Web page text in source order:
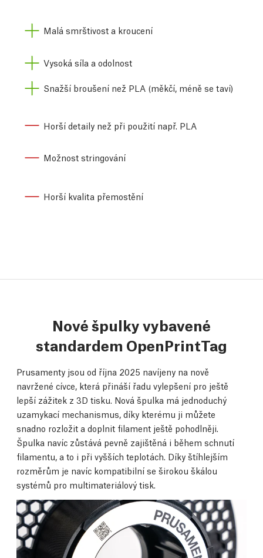
Malá smrštivost a kroucení
Vysoká síla a odolnost
Snažší broušení než PLA (měkčí, méně se taví)
Horší detaily než při použití např. PLA
Možnost stringování
Horší kvalita přemostění
Nové špulky vybavené
standardem OpenPrintTag
Prusamenty jsou od října 2025 navíjeny na nově
navržené cívce, která přináší řadu vylepšení pro ještě
lepší zážitek z 3D tisku. Nová špulka má jednoduchý
uzamykací mechanismus, díky kterému ji můžete
snadno rozložit a doplnit filament ještě pohodlněji.
Špulka navíc zůstává pevně zajištěná i během schnutí
filamentu, a to i při vyšších teplotách. Díky štíhlejším
rozměrům je navíc kompatibilní se širokou škálou
systémů pro multimateriálový tisk.